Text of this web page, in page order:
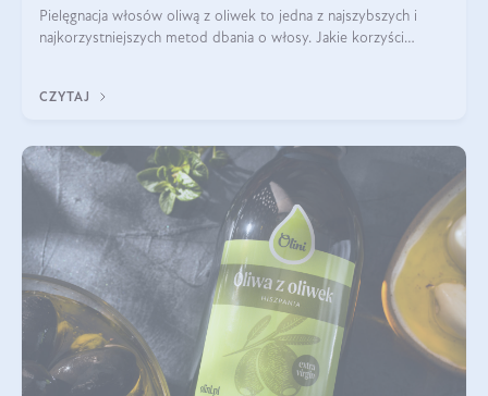
Pielęgnacja włosów oliwą z oliwek to jedna z najszybszych i
najkorzystniejszych metod dbania o włosy. Jakie korzyści
CZYTAJ